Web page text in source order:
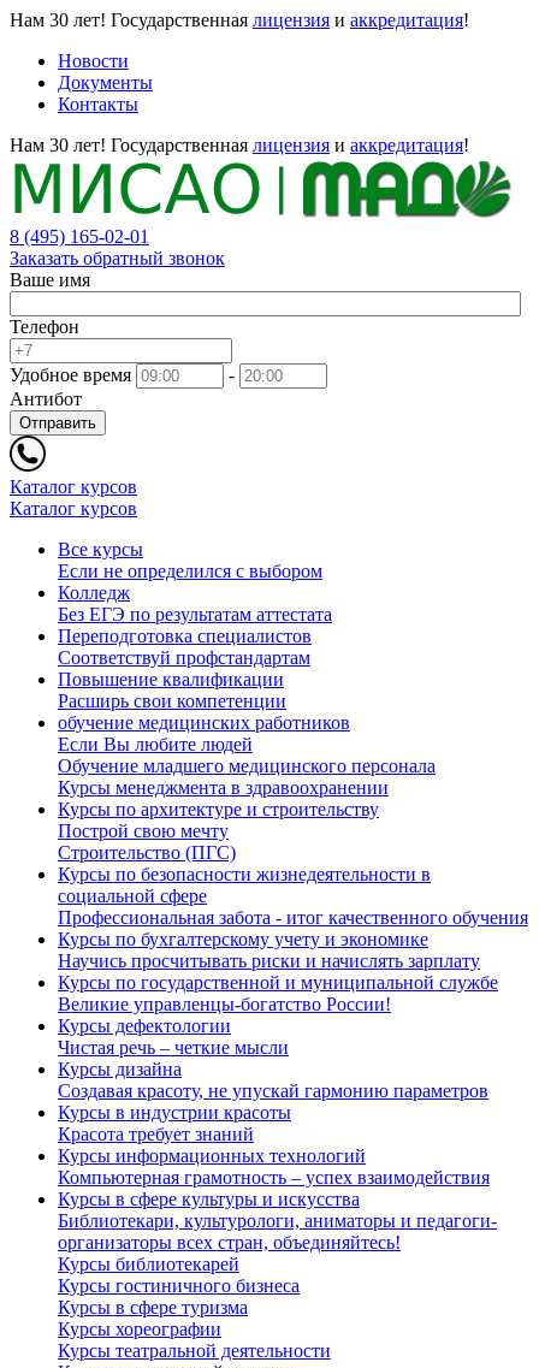
Нам 30 лет! Государственная лицензия и аккредитация!
Новости
Документы
Контакты
Нам 30 лет! Государственная лицензия и аккредитация!
8 (495) 165-02-01
Заказать обратный звонок
Ваше имя
Телефон
Удобное время
-
Антибот
Отправить
Каталог курсов
Каталог курсов
Все курсы
Если не определился с выбором
Колледж
Без ЕГЭ по результатам аттестата
Переподготовка специалистов
Соответствуй профстандартам
Повышение квалификации
Расширь свои компетенции
обучение медицинских работников
Если Вы любите людей
Обучение младшего медицинского персонала
Курсы менеджмента в здравоохранении
Курсы по архитектуре и строительству
Построй свою мечту
Строительство (ПГС)
Курсы по безопасности жизнедеятельности в
социальной сфере
Профессиональная забота - итог качественного обучения
Курсы по бухгалтерскому учету и экономике
Научись просчитывать риски и начислять зарплату
Курсы по государственной и муниципальной службе
Великие управленцы-богатство России!
Курсы дефектологии
Чистая речь – четкие мысли
Курсы дизайна
Создавая красоту, не упускай гармонию параметров
Курсы в индустрии красоты
Красота требует знаний
Курсы информационных технологий
Компьютерная грамотность – успех взаимодействия
Курсы в сфере культуры и искусства
Библиотекари, культурологи, аниматоры и педагоги-
организаторы всех стран, объединяйтесь!
Курсы библиотекарей
Курсы гостиничного бизнеса
Курсы в сфере туризма
Курсы хореографии
Курсы театральной деятельности